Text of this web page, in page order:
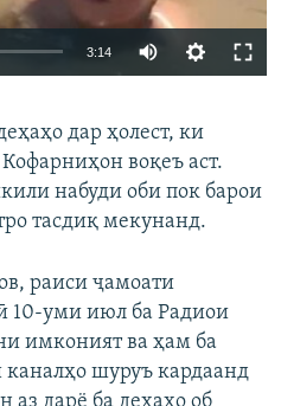
360p 480p
1080p
3:14
360p
480p
дар ҳолест, ки
воқеъ аст.
набуди оби пок барои
тасдиқ мекунанд.
раиси ҷамоати
10-уми июл ба Радиои
имконият ва ҳам ба
шуруъ кардаанд